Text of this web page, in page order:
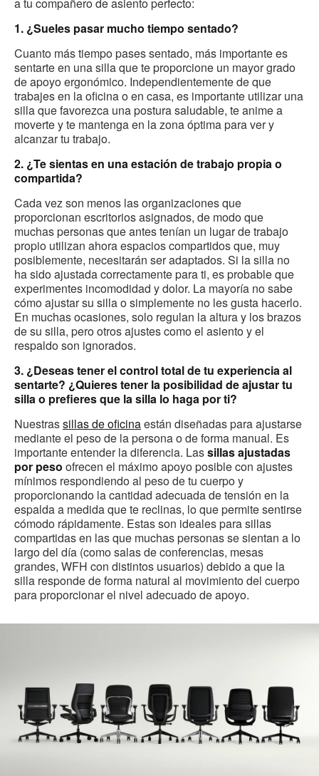
a tu compañero de asiento perfecto:
1. ¿Sueles pasar mucho tiempo sentado?
Cuanto más tiempo pases sentado, más importante es
sentarte en una silla que te proporcione un mayor grado
de apoyo ergonómico. Independientemente de que
trabajes en la oficina o en casa, es importante utilizar una
silla que favorezca una postura saludable, te anime a
moverte y te mantenga en la zona óptima para ver y
alcanzar tu trabajo.
2. ¿Te sientas en una estación de trabajo propia o
compartida?
Cada vez son menos las organizaciones que
proporcionan escritorios asignados, de modo que
muchas personas que antes tenían un lugar de trabajo
propio utilizan ahora espacios compartidos que, muy
posiblemente, necesitarán ser adaptados. Si la silla no
ha sido ajustada correctamente para ti, es probable que
experimentes incomodidad y dolor. La mayoría no sabe
cómo ajustar su silla o simplemente no les gusta hacerlo.
En muchas ocasiones, solo regulan la altura y los brazos
de su silla, pero otros ajustes como el asiento y el
respaldo son ignorados.
3. ¿Deseas tener el control total de tu experiencia al
sentarte? ¿Quieres tener la posibilidad de ajustar tu
silla o prefieres que la silla lo haga por ti?
Nuestrassillas de oficinaestán diseñadas para ajustarse
mediante el peso de la persona o de forma manual. Es
importante entender la diferencia. Lassillas ajustadas
por peso ofrecen el máximo apoyo posible con ajustes
mínimos respondiendo al peso de tu cuerpo y
proporcionando la cantidad adecuada de tensión en la
espalda a medida que te reclinas, lo que permite sentirse
cómodo rápidamente. Estas son ideales para sillas
compartidas en las que muchas personas se sientan a lo
largo del día (como salas de conferencias, mesas
grandes, WFH con distintos usuarios) debido a que la
silla responde de forma natural al movimiento del cuerpo
para proporcionar el nivel adecuado de apoyo.